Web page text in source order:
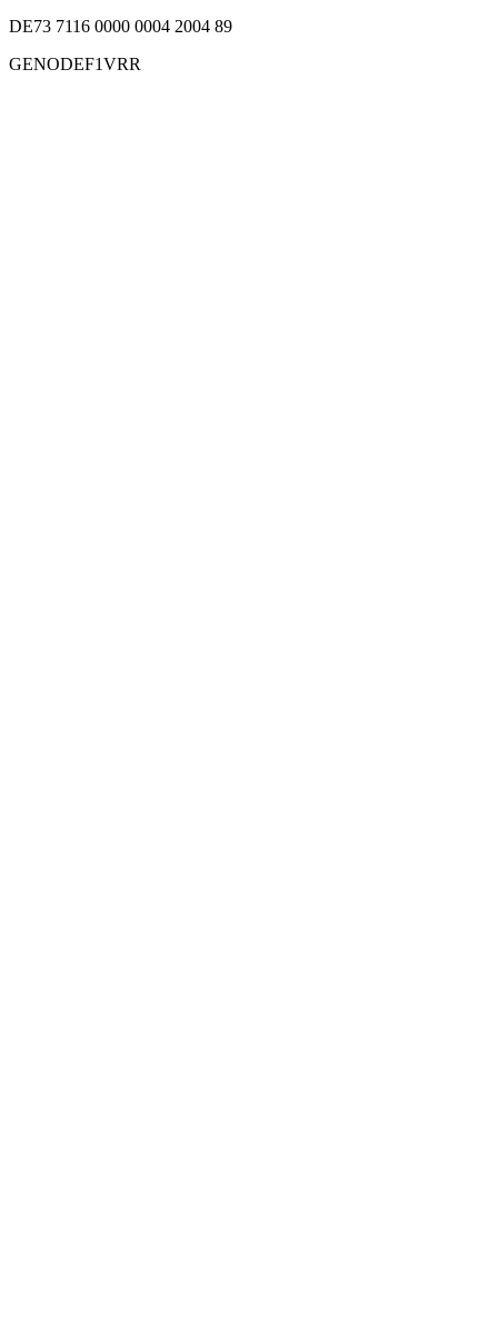
DE73 7116 0000 0004 2004 89
GENODEF1VRR